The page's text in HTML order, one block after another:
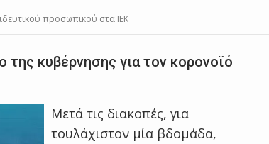
προσωπικού στα ΙΕΚ
της κυβέρνησης για τον κορονοϊό
Μετά τις διακοπές, για
τουλάχιστον μία βδομάδα,